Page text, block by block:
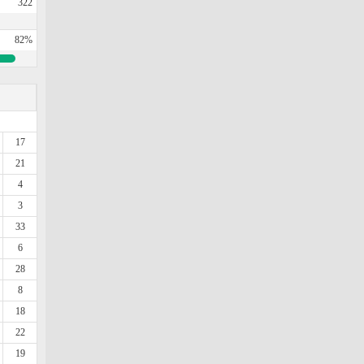
322
82%
17
21
4
3
33
6
28
8
18
22
19